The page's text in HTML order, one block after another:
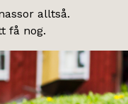
alltså.
få nog.